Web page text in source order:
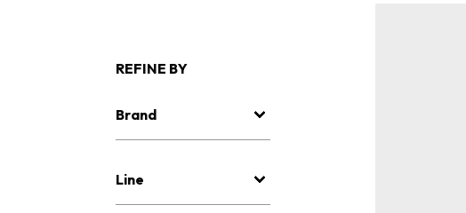
REFINE BY
Brand
Line